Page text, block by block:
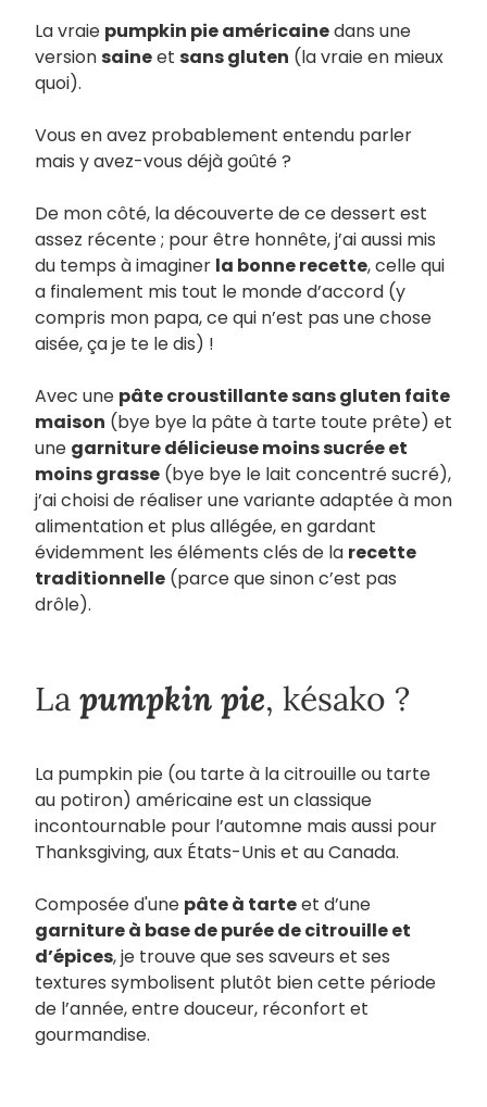
La vraie pumpkin pie américainedans une
versionsaineet sans gluten (la vraie en mieux
quoi).
Vous en avez probablement entendu parler
mais y avez-vous déjà goûté ?
De mon côté, la découverte de ce dessert est
assez récente ; pour être honnête, j’ai aussi mis
du temps à imaginer la bonne recette, celle qui
a finalement mis tout le monde d’accord (y
compris mon papa, ce qui n’est pas une chose
aisée, ça je te le dis) !
Avec une pâte croustillante sans gluten faite
maison (bye bye la pâte à tarte toute prête) et
une garniture délicieuse moins sucrée et
moins grasse (bye bye le lait concentré sucré),
j’ai choisi de réaliser une variante adaptée à mon
alimentation et plus allégée, en gardant
évidemment les éléments clés de la recette
traditionnelle (parce que sinon c’est pas
drôle).
La pumpkin pie, késako ?
La pumpkin pie (ou tarte à la citrouille ou tarte
au potiron) américaine est un classique
incontournable pour l’automne mais aussi pour
Thanksgiving, aux États-Unis et au Canada.
Composée d'une pâte à tarteet d’une
garniture à base de purée de citrouille et
d’épices, je trouve que ses saveurs et ses
textures symbolisent plutôt bien cette période
de l’année, entre douceur, réconfort et
gourmandise.